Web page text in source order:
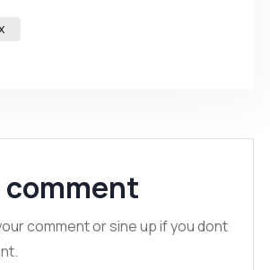
comment
comment or sine up if you dont